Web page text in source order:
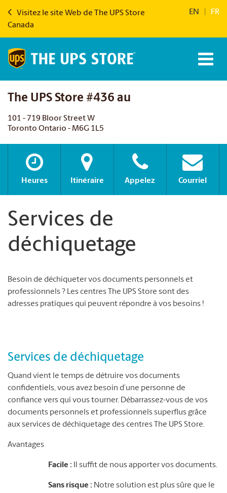
Visitez le site Web de The UPS Store
Canada
EN FR
The UPS Store #436 au
101 - 719 Bloor Street W
Toronto Ontario - M6G 1L5
Heures Itinéraire Appelez Courriel
Services de
déchiquetage
Besoin de déchiqueter vos documents personnels et
professionnels ? Les centres The UPS Store sont des
adresses pratiques qui peuvent répondre à vos besoins !
Services de déchiquetage
Quand vient le temps de détruire vos documents
confidentiels, vous avez besoin d’une personne de
confiance vers qui vous tourner. Débarrassez-vous de vos
documents personnels et professionnels superflus grâce
aux services de déchiquetage des centres The UPS Store.
Avantages
Facile : Il suffit de nous apporter vos documents.
Sans risque : Notre solution est plus sûre que le